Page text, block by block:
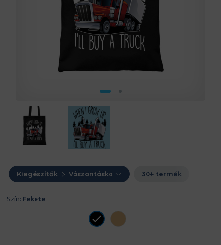
Kiegészítők Vászontáska 30+ termék
Szín: Fekete